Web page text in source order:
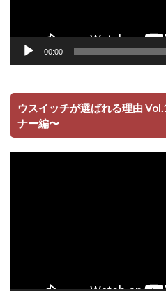
00:00
ウスイッチが選ばれる理由
ナー編〜
動